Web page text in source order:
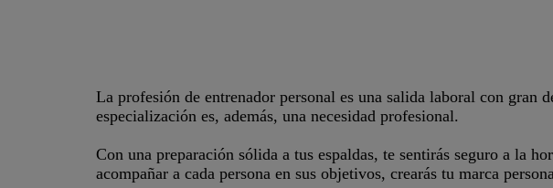
La profesión de entrenador personal es una salida laboral con gran
especialización es, además, una necesidad profesional.
Con una preparación sólida a tus espaldas, te sentirás seguro a la
acompañar a cada persona en sus objetivos, crearás tu marca